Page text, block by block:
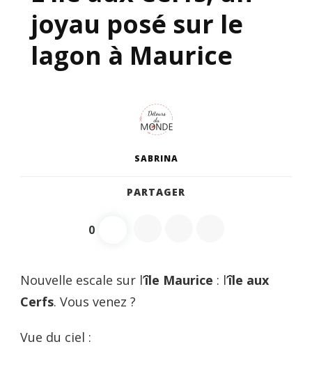
joyau posé sur le
lagon à Maurice
SABRINA
PARTAGER
0
Nouvelle escale sur l’île Maurice : l’île aux
Cerfs. Vous venez ?
Vue du ciel :